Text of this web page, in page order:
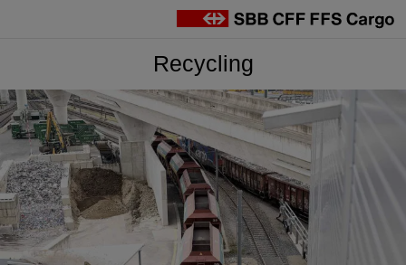
Recycling